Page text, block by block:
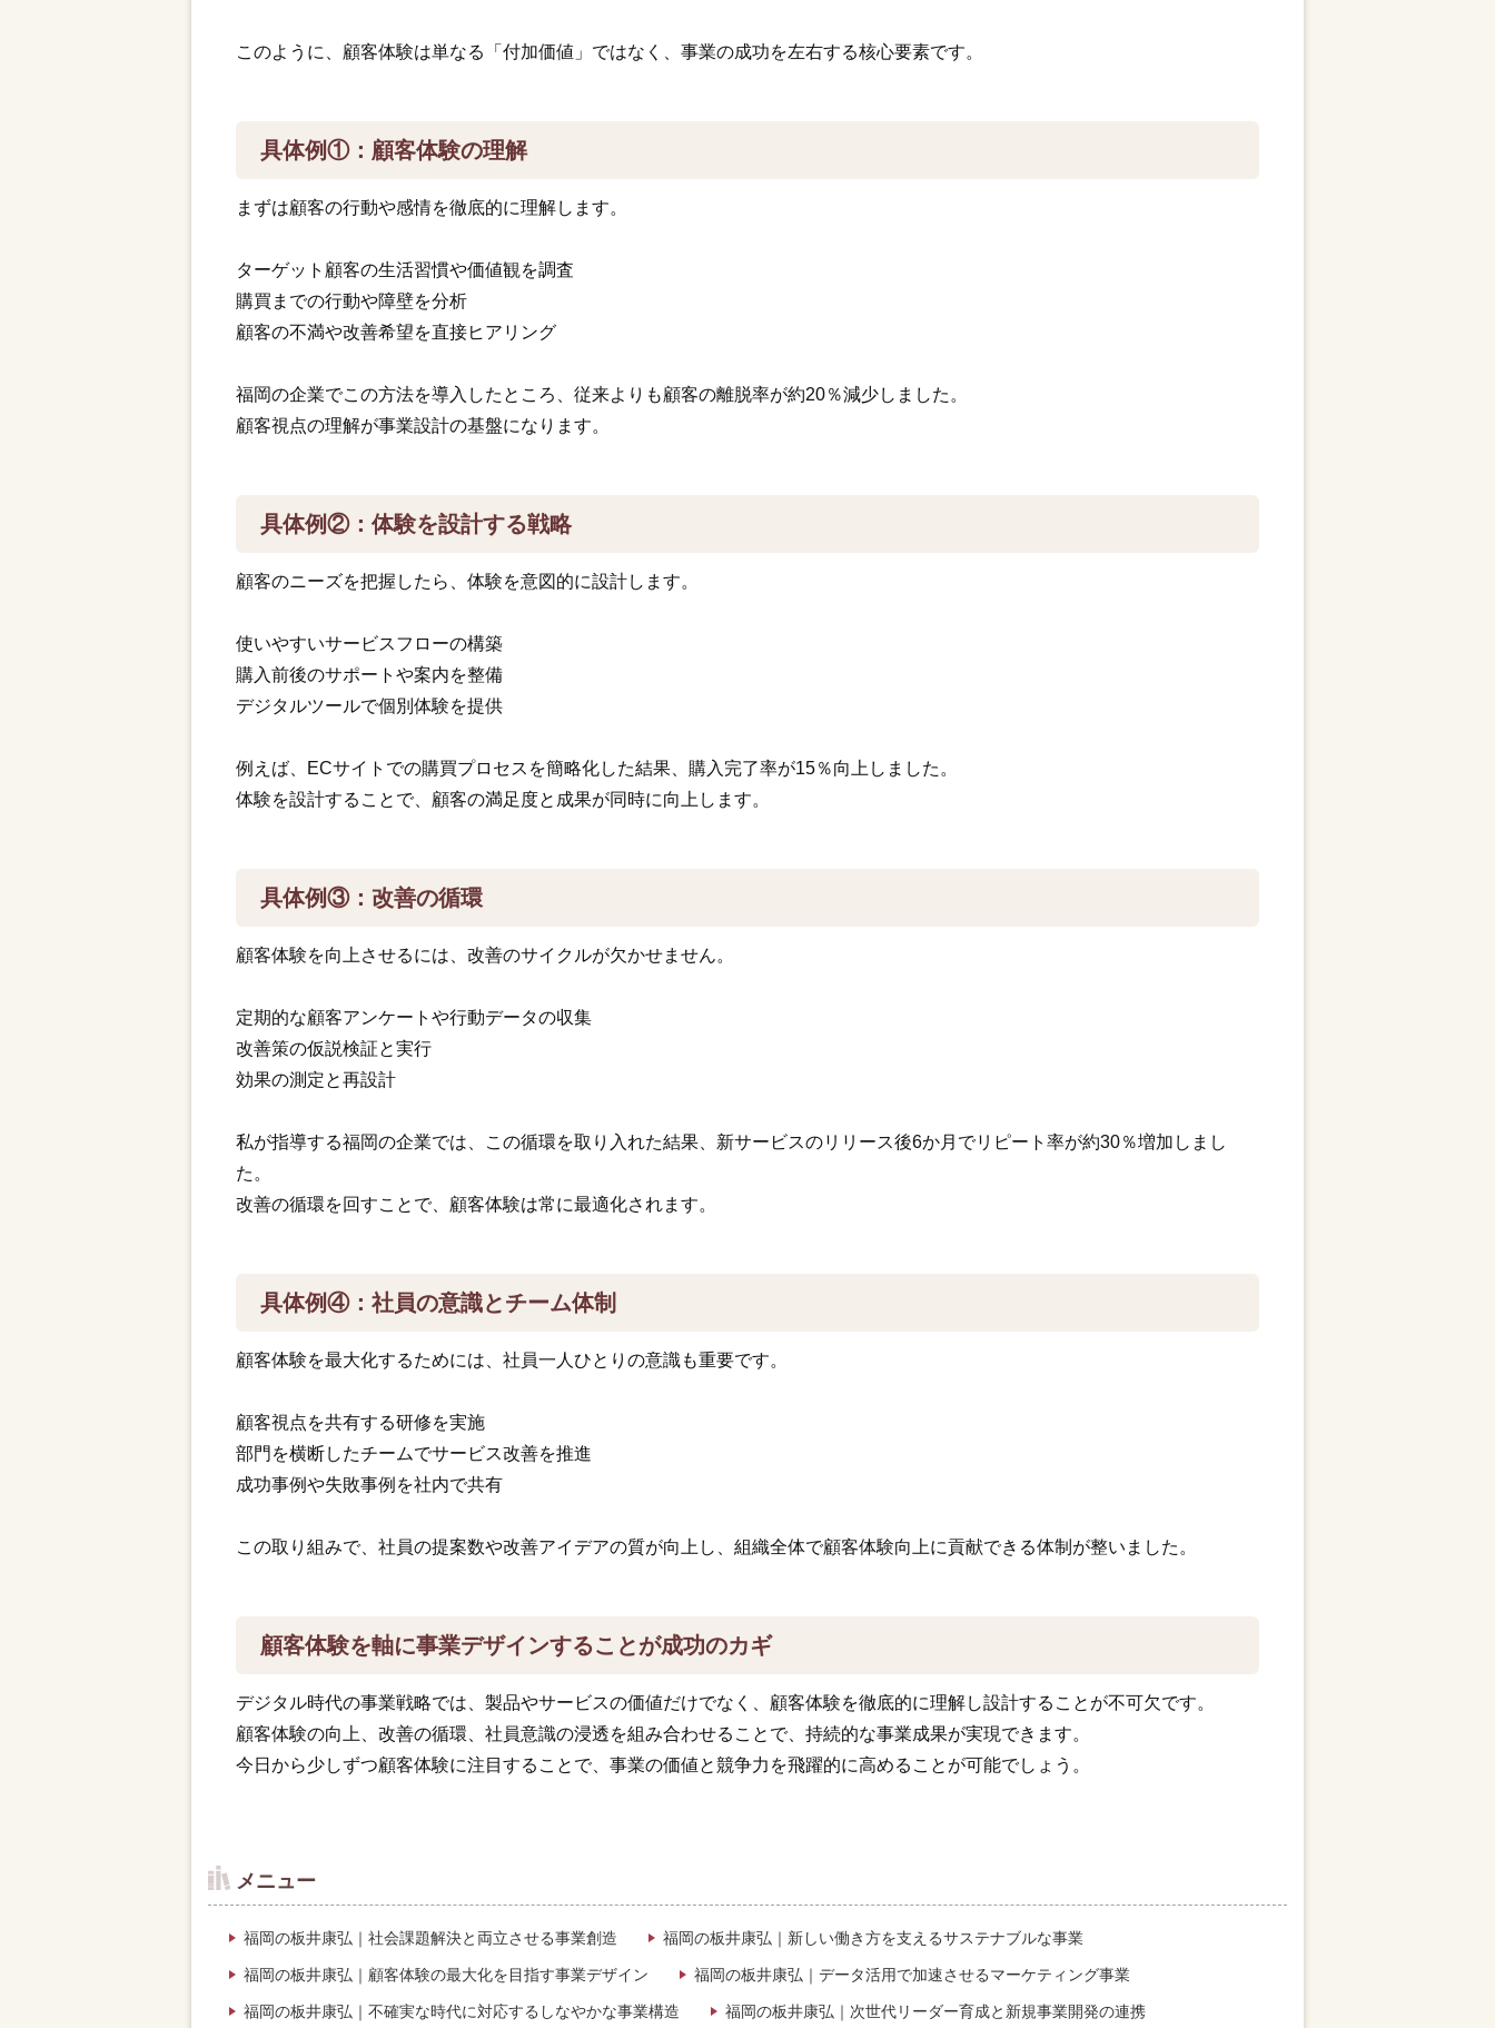
このように、顧客体験は単なる「付加価値」ではなく、事業の成功を左右する核心要素です。
具体例①：顧客体験の理解
まずは顧客の行動や感情を徹底的に理解します。
ターゲット顧客の生活習慣や価値観を調査
購買までの行動や障壁を分析
顧客の不満や改善希望を直接ヒアリング
福岡の企業でこの方法を導入したところ、従来よりも顧客の離脱率が約20％減少しました。
顧客視点の理解が事業設計の基盤になります。
具体例②：体験を設計する戦略
顧客のニーズを把握したら、体験を意図的に設計します。
使いやすいサービスフローの構築
購入前後のサポートや案内を整備
デジタルツールで個別体験を提供
例えば、ECサイトでの購買プロセスを簡略化した結果、購入完了率が15％向上しました。
体験を設計することで、顧客の満足度と成果が同時に向上します。
具体例③：改善の循環
顧客体験を向上させるには、改善のサイクルが欠かせません。
定期的な顧客アンケートや行動データの収集
改善策の仮説検証と実行
効果の測定と再設計
私が指導する福岡の企業では、この循環を取り入れた結果、新サービスのリリース後6か月でリピート率が約30％増加しまし
た。
改善の循環を回すことで、顧客体験は常に最適化されます。
具体例④：社員の意識とチーム体制
顧客体験を最大化するためには、社員一人ひとりの意識も重要です。
顧客視点を共有する研修を実施
部門を横断したチームでサービス改善を推進
成功事例や失敗事例を社内で共有
この取り組みで、社員の提案数や改善アイデアの質が向上し、組織全体で顧客体験向上に貢献できる体制が整いました。
顧客体験を軸に事業デザインすることが成功のカギ
デジタル時代の事業戦略では、製品やサービスの価値だけでなく、顧客体験を徹底的に理解し設計することが不可欠です。
顧客体験の向上、改善の循環、社員意識の浸透を組み合わせることで、持続的な事業成果が実現できます。
今日から少しずつ顧客体験に注目することで、事業の価値と競争力を飛躍的に高めることが可能でしょう。
メニュー
福岡の板井康弘｜社会課題解決と両立させる事業創造 福岡の板井康弘｜新しい働き方を支えるサステナブルな事業
福岡の板井康弘｜顧客体験の最大化を目指す事業デザイン 福岡の板井康弘｜データ活用で加速させるマーケティング事業
福岡の板井康弘｜不確実な時代に対応するしなやかな事業構造 福岡の板井康弘｜次世代リーダー育成と新規事業開発の連携